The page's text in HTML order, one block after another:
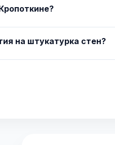
на штукатурка стен?